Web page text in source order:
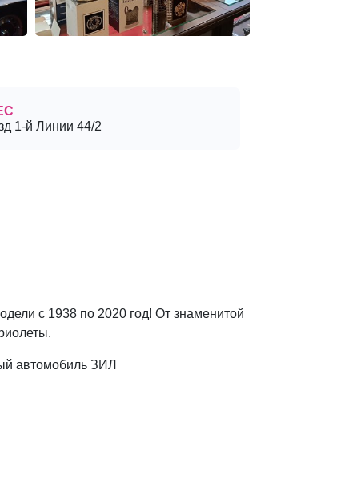
1-й Линии 44/2
с 1938 по 2020 год! От знаменитой
автомобиль ЗИЛ